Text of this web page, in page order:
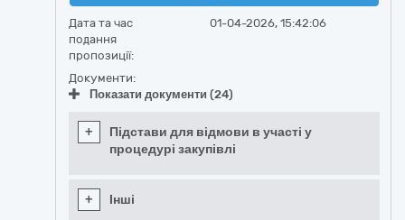
Дата та час
подання
пропозиції:
01-04-2026, 15:42:06
Документи:
Показати документи (24)
+
Підстави для відмови в участі у
процедурі закупівлі
+ Інші